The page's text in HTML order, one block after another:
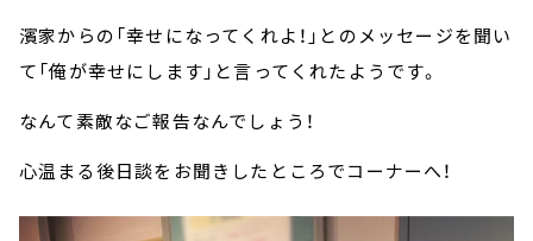
濱家からの「幸せになってくれよ！」とのメッセージを聞い
て「俺が幸せにします」と言ってくれたようです。
なんて素敵なご報告なんでしょう！
心温まる後日談をお聞きしたところでコーナーへ！